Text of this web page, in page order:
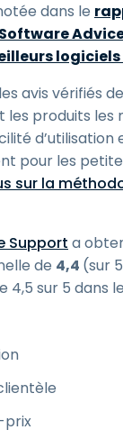
dans le
logiciels
avis vérifiés
les produits les
d’utilisation
pour les
sur la
Support a
de 4,4 (sur
4,5 sur 5 dans
prix